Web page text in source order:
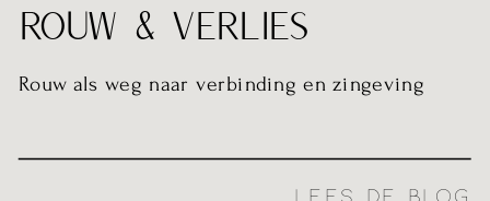
LEES DE BLOG
Rouw als weg naar verbinding en zingeving
ROUW & VERLIES